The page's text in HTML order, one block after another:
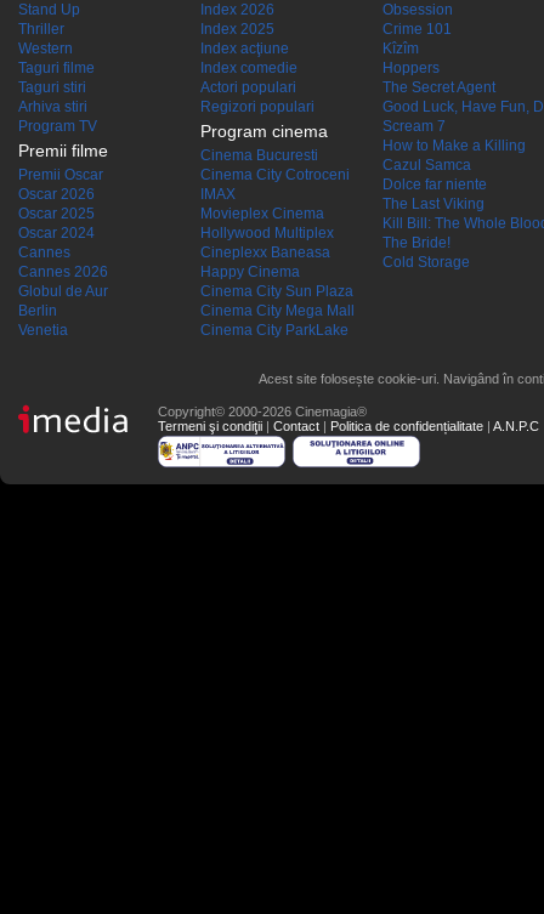
Stand Up
Thriller
Western
Taguri filme
Taguri stiri
Arhiva stiri
Program TV
Premii filme
Premii Oscar
Oscar 2026
Oscar 2025
Oscar 2024
Cannes
Cannes 2026
Globul de Aur
Berlin
Venetia
Index 2026
Index 2025
Index acţiune
Index comedie
Actori populari
Regizori populari
Program cinema
Cinema Bucuresti
Cinema City Cotroceni
IMAX
Movieplex Cinema
Hollywood Multiplex
Cineplexx Baneasa
Happy Cinema
Cinema City Sun Plaza
Cinema City Mega Mall
Cinema City ParkLake
Obsession
Crime 101
Kîzîm
Hoppers
The Secret Agent
Good Luck, Have Fun,
Scream 7
How to Make a Killing
Cazul Samca
Dolce far niente
The Last Viking
Kill Bill: The Whole
The Bride!
Cold Storage
Acest site folosește cookie-uri. Navigând în
Copyright© 2000-2026 Cinemagia®
Termeni şi condiţii | Contact | Politica de confidențialitate | A.N.P.C